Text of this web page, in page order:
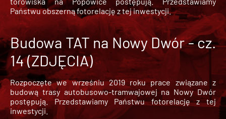
Państwu obszerną fotorelację z tej inwestycji.
Budowa TAT na Nowy Dwór - cz.
14 (ZDJĘCIA)
Rozpoczęte we wrześniu 2019 roku prace związane z
budową trasy autobusowo-tramwajowej na Nowy Dwór
postępują. Przedstawiamy Państwu fotorelację z tej
inwestycji.